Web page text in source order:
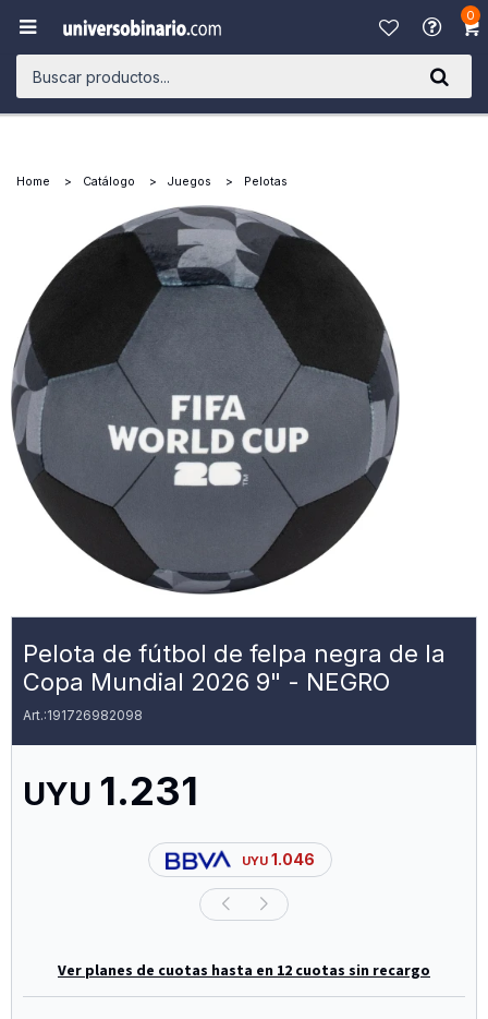
0

Home Catálogo Juegos Pelotas
Pelota de fútbol de felpa negra de la
Copa Mundial 2026 9" - NEGRO
191726982098
UYU 1.231
UYU 1.046
Ver planes de cuotas hasta en 12 cuotas sin recargo